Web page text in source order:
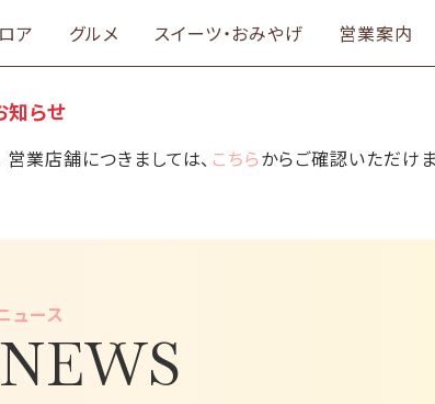
ア グルメ スイーツ・おみやげ 営業案内
知らせ
業店舗につきましては、 こちらからご確認いただけま
ュース